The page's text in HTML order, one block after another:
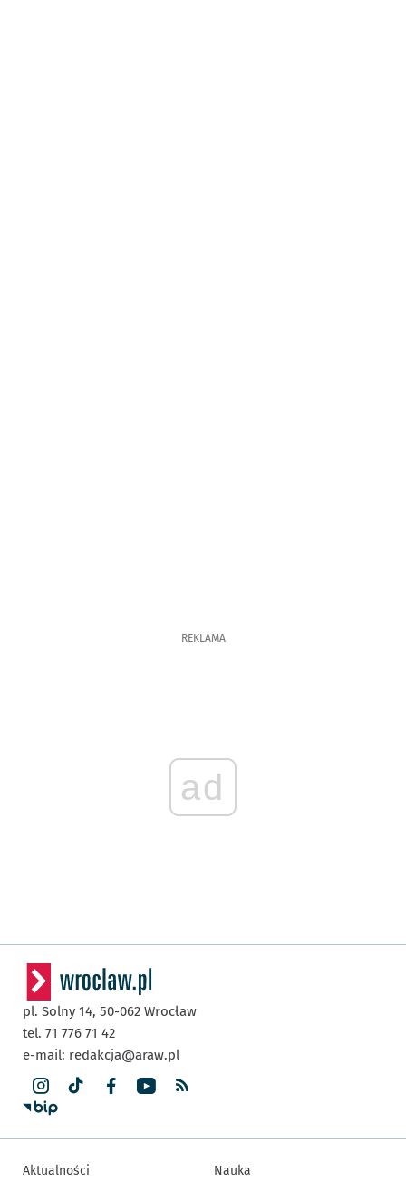
REKLAMA
ad
pl. Solny 14, 50-062 Wrocław
tel. 71 776 71 42
e-mail: redakcja@araw.pl
Aktualności Nauka